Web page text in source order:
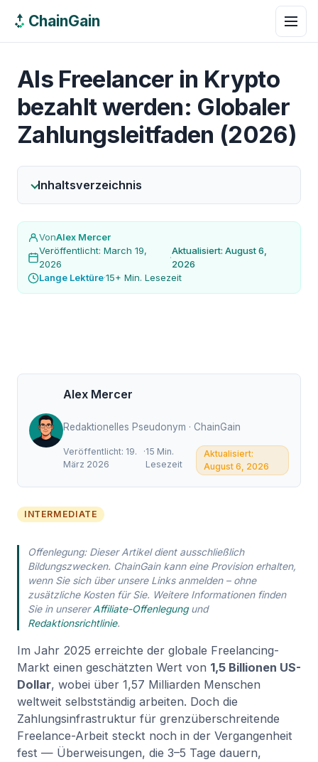
ChainGain
Als Freelancer in Krypto
bezahlt werden: Globaler
Zahlungsleitfaden (2026)
Inhaltsverzeichnis
VonAlex Mercer
Veröffentlicht: March 19,
2026
·
Aktualisiert: August 6,
2026
Lange Lektüre·15+ Min. Lesezeit
Alex Mercer
Redaktionelles Pseudonym · ChainGain
Veröffentlicht: 19.
März 2026
·15 Min.
Lesezeit
Aktualisiert:
August 6, 2026
INTERMEDIATE
Offenlegung: Dieser Artikel dient ausschließlich
Bildungszwecken. ChainGain kann eine Provision erhalten,
wenn Sie sich über unsere Links anmelden – ohne
zusätzliche Kosten für Sie. Weitere Informationen finden
Sie in unsererAffiliate-Offenlegungund
Redaktionsrichtlinie.
Im Jahr 2025 erreichte der globale Freelancing-
Markt einen geschätzten Wert von 1,5 Billionen US-
Dollar, wobei über 1,57 Milliarden Menschen
weltweit selbstständig arbeiten. Doch die
Zahlungsinfrastruktur für grenzüberschreitende
Freelance-Arbeit steckt noch in der Vergangenheit
fest — Überweisungen, die 3–5 Tage dauern,